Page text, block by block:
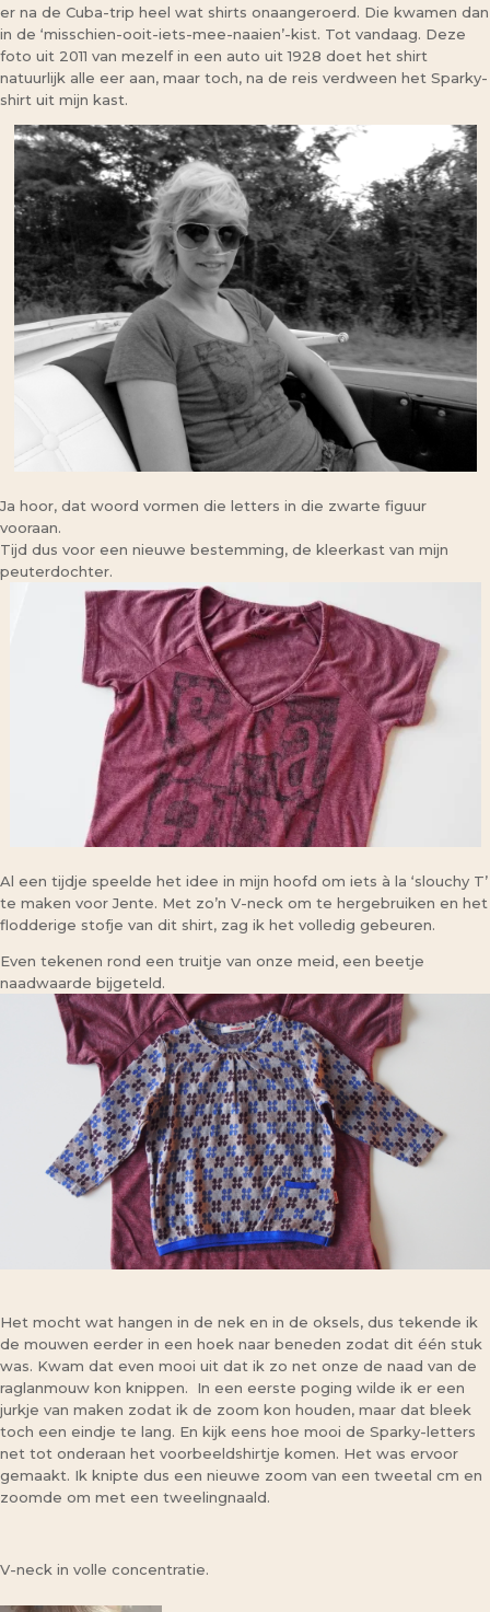
er na de Cuba-trip heel wat shirts onaangeroerd. Die kwamen dan
in de ‘misschien-ooit-iets-mee-naaien’-kist. Tot vandaag. Deze
foto uit 2011 van mezelf in een auto uit 1928 doet het shirt
natuurlijk alle eer aan, maar toch, na de reis verdween het Sparky-
shirt uit mijn kast.
Ja hoor, dat woord vormen die letters in die zwarte figuur
vooraan.
Tijd dus voor een nieuwe bestemming, de kleerkast van mijn
peuterdochter.
Al een tijdje speelde het idee in mijn hoofd om iets à la ‘slouchy T’
te maken voor Jente. Met zo’n V-neck om te hergebruiken en het
flodderige stofje van dit shirt, zag ik het volledig gebeuren.
Even tekenen rond een truitje van onze meid, een beetje
naadwaarde bijgeteld.
Het mocht wat hangen in de nek en in de oksels, dus tekende ik
de mouwen eerder in een hoek naar beneden zodat dit één stuk
was. Kwam dat even mooi uit dat ik zo net onze de naad van de
raglanmouw kon knippen. In een eerste poging wilde ik er een
jurkje van maken zodat ik de zoom kon houden, maar dat bleek
toch een eindje te lang. En kijk eens hoe mooi de Sparky-letters
net tot onderaan het voorbeeldshirtje komen. Het was ervoor
gemaakt. Ik knipte dus een nieuwe zoom van een tweetal cm en
zoomde om met een tweelingnaald.
V-neck in volle concentratie.